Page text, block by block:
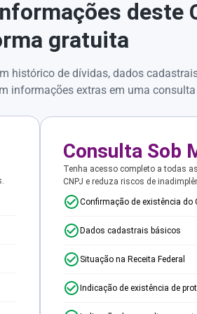
deste
gratuita
histórico de dívidas, dados
informações extras em uma
Consulta Sob
Tenha acesso completo a todas
CNPJ e reduza riscos de
Confirmação de existência do
Dados cadastrais básicos
Situação na Receita Federal
Indicação de existência de